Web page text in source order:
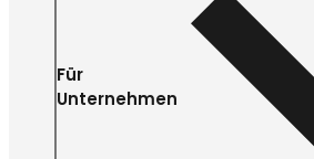
Für
Unternehmen